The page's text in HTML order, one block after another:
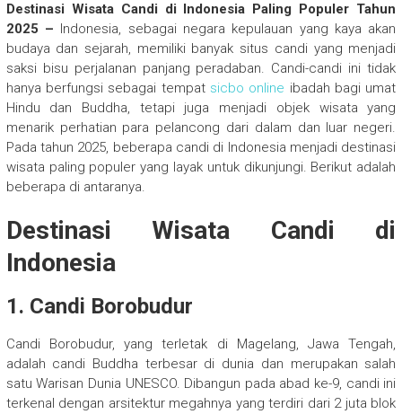
Destinasi Wisata Candi di Indonesia Paling Populer Tahun
2025 –
Indonesia, sebagai negara kepulauan yang kaya akan
budaya dan sejarah, memiliki banyak situs candi yang menjadi
saksi bisu perjalanan panjang peradaban. Candi-candi ini tidak
hanya berfungsi sebagai tempat sicbo online ibadah bagi umat
Hindu dan Buddha, tetapi juga menjadi objek wisata yang
menarik perhatian para pelancong dari dalam dan luar negeri.
Pada tahun 2025, beberapa candi di Indonesia menjadi destinasi
wisata paling populer yang layak untuk dikunjungi. Berikut adalah
beberapa di antaranya.
Destinasi Wisata Candi di
Indonesia
1. Candi Borobudur
Candi Borobudur, yang terletak di Magelang, Jawa Tengah,
adalah candi Buddha terbesar di dunia dan merupakan salah
satu Warisan Dunia UNESCO. Dibangun pada abad ke-9, candi ini
terkenal dengan arsitektur megahnya yang terdiri dari 2 juta blok